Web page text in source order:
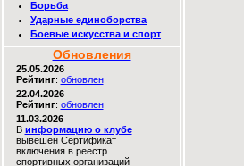
Борьба
Ударные единоборства
Боевые искусства и спорт
Обновления
25.05.2026
Рейтинг: обновлен
22.04.2026
Рейтинг: обновлен
11.03.2026
В информацию о клубе
вывешен Сертификат
включения в реестр
спортивных организаций